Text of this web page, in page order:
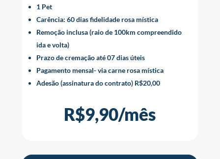
1 Pet
Carência: 60 dias fidelidade rosa mística
Remoção inclusa (raio de 100km compreendido
ida e volta)
Prazo de cremação até 07 dias úteis
Pagamento mensal- via carne rosa mística
Adesão (assinatura do contrato) R$20,00
R$9,90/mês